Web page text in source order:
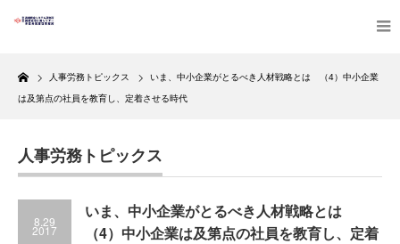
Home
人事労務トピックス いま、中小企業がとるべき人材戦略とは （4）中小企業
は及第点の社員を教育し、定着させる時代
人事労務トピックス
8.29
2017
いま、中小企業がとるべき人材戦略とは
（4）中小企業は及第点の社員を教育し、定着